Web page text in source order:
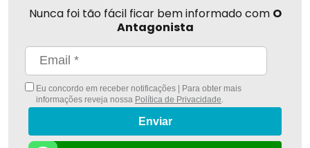
Nunca foi tão fácil ficar bem informado com O
Antagonista
Eu concordo em receber notificações | Para obter mais
informações reveja nossa Política de Privacidade
Enviar